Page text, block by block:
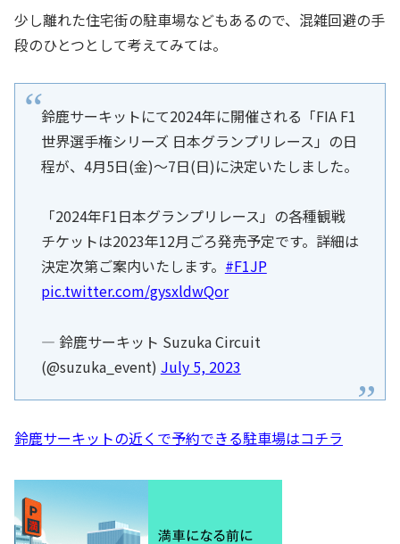
少し離れた住宅街の駐車場などもあるので、混雑回避の手
段のひとつとして考えてみては。
鈴鹿サーキットにて2024年に開催される「FIA F1
世界選手権シリーズ 日本グランプリレース」の日
程が、4月5日(金)～7日(日)に決定いたしました。
「2024年F1日本グランプリレース」の各種観戦
チケットは2023年12月ごろ発売予定です。詳細は
決定次第ご案内いたします。 #F1JP
pic.twitter.com/gysxldwQor
— 鈴鹿サーキット Suzuka Circuit
(@suzuka_event) July 5, 2023
鈴鹿サーキットの近くで予約できる駐車場はコチラ